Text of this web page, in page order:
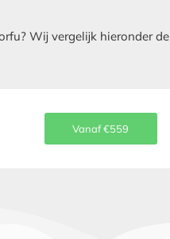
Wij vergelijk hieronder de
Vanaf €559